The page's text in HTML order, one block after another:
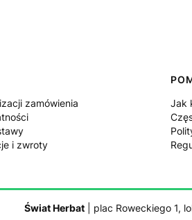
stopce
zamówienia
i zwroty
Jak
Świat Herbat| plac Roweckiego 1,